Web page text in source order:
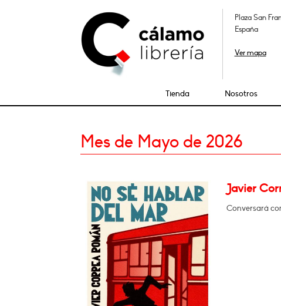
Plaza San
España
Ver mapa
Tienda Nosotros
Mes de Mayo de 2026
Javier
Conversará